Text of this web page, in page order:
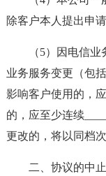
除客户本人提出申请
（5）因电信
业务服务变更（包
影响客户使用的，
的，应至少连续
更改的，将以同档
二、协议的中